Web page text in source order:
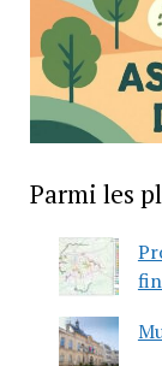
Parmi les